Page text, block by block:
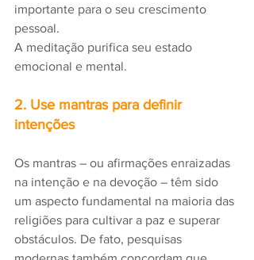
importante para o seu crescimento
pessoal.
A meditação purifica seu estado
emocional e mental.
2. Use mantras para definir
intenções
Os mantras – ou afirmações enraizadas
na intenção e na devoção – têm sido
um aspecto fundamental na maioria das
religiões para cultivar a paz e superar
obstáculos. De fato, pesquisas